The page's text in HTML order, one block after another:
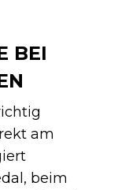
BEI
am
beim